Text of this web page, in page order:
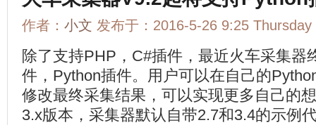
作者： 小文 发布于：2016-5-26 9:25 Thursday
除了支持PHP，C#插件，最近火车采集器
件，Python插件。用户可以在自己的
修改最终采集结果，可以实现更多自己的
3.x版本，采集器默认自带2.7和3.4的示例